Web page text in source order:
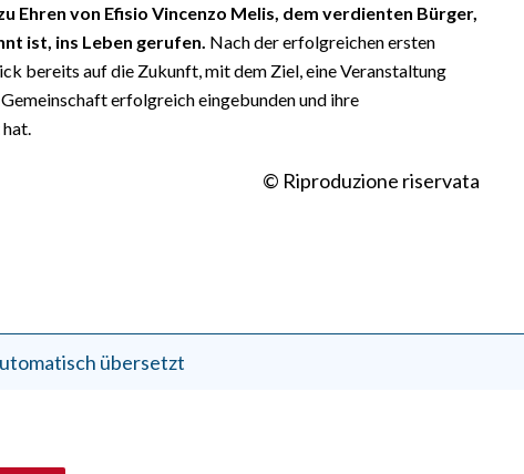
Ehren von Efisio Vincenzo Melis, dem verdienten Bürger,
ist, ins Leben gerufen. Nach der erfolgreichen ersten
bereits auf die Zukunft, mit dem Ziel, eine Veranstaltung
erfolgreich eingebunden und ihre
© Riproduzione riservata
übersetzt